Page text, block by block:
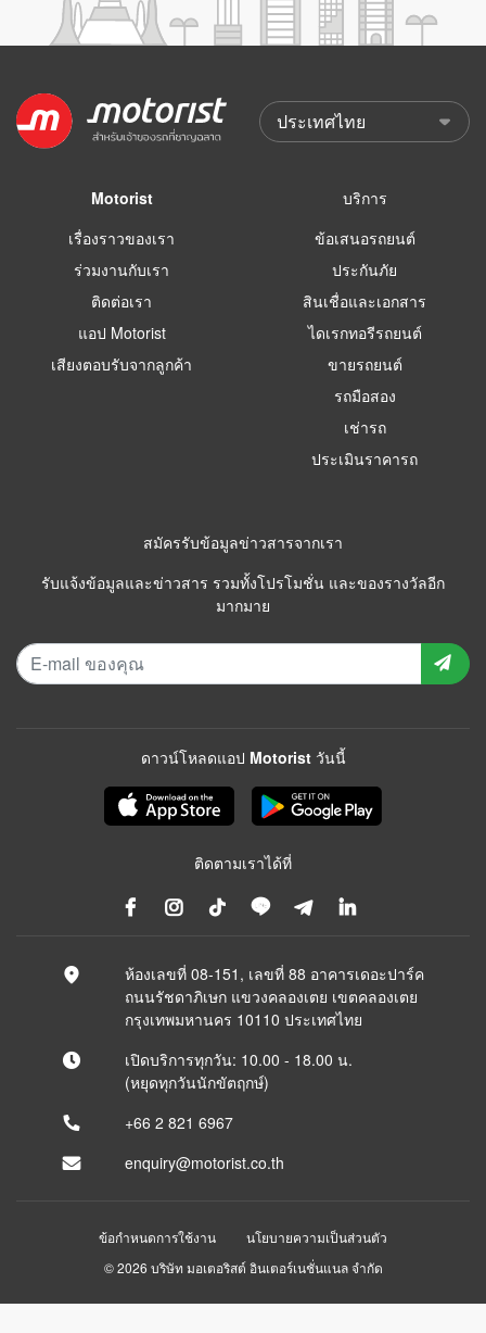
Motorist
เรื่องราวของเรา
ร่วมงานกับเรา
ติดต่อเรา
แอป Motorist
เสียงตอบรับจากลูกค้า
บริการ
ข้อเสนอรถยนต์
ประกันภัย
สินเชื่อและเอกสาร
ไดเรกทอรีรถยนต์
ขายรถยนต์
รถมือสอง
เช่ารถ
ประเมินราคารถ
สมัครรับข้อมูลข่าวสารจากเรา
รับแจ้งข้อมูลและข่าวสาร รวมทั้งโปรโมชั่น และของรางวัลอีก
มากมาย
ดาวน์โหลดแอป Motorist วันนี้
ติดตามเราได้ที่
ห้องเลขที่ 08-151, เลขที่ 88 อาคารเดอะปาร์ค
ถนนรัชดาภิเษก แขวงคลองเตย เขตคลองเตย
กรุงเทพมหานคร 10110 ประเทศไทย
เปิดบริการทุกวัน: 10.00 - 18.00 น.
(หยุดทุกวันนักขัตฤกษ์)
+66 2 821 6967
enquiry@motorist.co.th
ข้อกำหนดการใช้งาน
นโยบายความเป็นส่วนตัว
© 2026 บริษัท มอเตอริสต์ อินเตอร์เนชั่นแนล จำกัด